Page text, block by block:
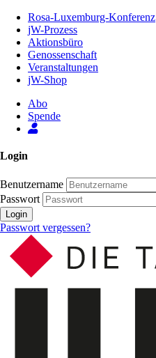
Inhalt
Seite
Rosa-Luxemburg-Konferenz
jW-Prozess
Aktionsbüro
Genossenschaft
Veranstaltungen
jW-Shop
Abo
Spende
Login
Benutzername
Passwort
Login
Passwort vergessen?